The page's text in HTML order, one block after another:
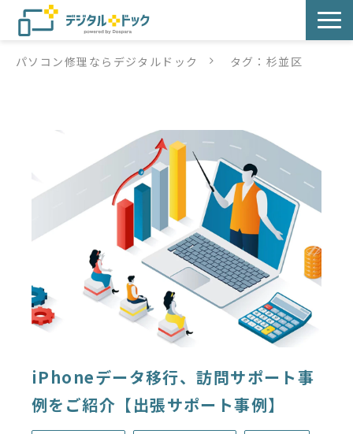
パソコン修理
店舗紹介
デジタルドックブログ
パソコン修理ならデジタルドック タグ：杉並区
iPhoneデータ移行、訪問サポート事
例をご紹介【出張サポート事例】